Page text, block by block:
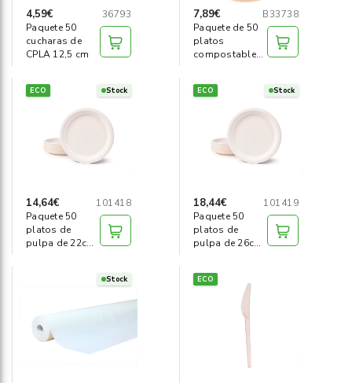
4,59€
36793
Paquete 50
cucharas de
CPLA 12,5 cm
7,89€
B33738
Paquete de 50
platos
compostables
ECO Stock
14,64€
101418
Paquete 50
platos de
pulpa de 22cm
ECO Stock
18,44€
101419
Paquete 50
platos de
pulpa de 26cm
Stock ECO